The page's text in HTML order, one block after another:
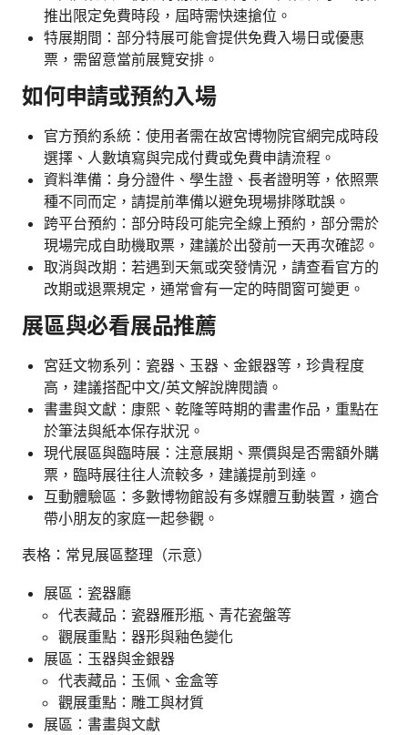
推出限定免費時段，屆時需快速搶位。
特展期間：部分特展可能會提供免費入場日或優惠
票，需留意當前展覽安排。
如何申請或預約入場
官方預約系統：使用者需在故宮博物院官網完成時段
選擇、人數填寫與完成付費或免費申請流程。
資料準備：身分證件、學生證、長者證明等，依照票
種不同而定，請提前準備以避免現場排隊耽誤。
跨平台預約：部分時段可能完全線上預約，部分需於
現場完成自助機取票，建議於出發前一天再次確認。
取消與改期：若遇到天氣或突發情況，請查看官方的
改期或退票規定，通常會有一定的時間窗可變更。
展區與必看展品推薦
宮廷文物系列：瓷器、玉器、金銀器等，珍貴程度
高，建議搭配中文/英文解說牌閱讀。
書畫與文獻：康熙、乾隆等時期的書畫作品，重點在
於筆法與紙本保存狀況。
現代展區與臨時展：注意展期、票價與是否需額外購
票，臨時展往往人流較多，建議提前到達。
互動體驗區：多數博物館設有多媒體互動裝置，適合
帶小朋友的家庭一起參觀。
表格：常見展區整理（示意）
展區：瓷器廳
代表藏品：瓷器雁形瓶、青花瓷盤等
觀展重點：器形與釉色變化
展區：玉器與金銀器
代表藏品：玉佩、金盒等
觀展重點：雕工與材質
展區：書畫與文獻